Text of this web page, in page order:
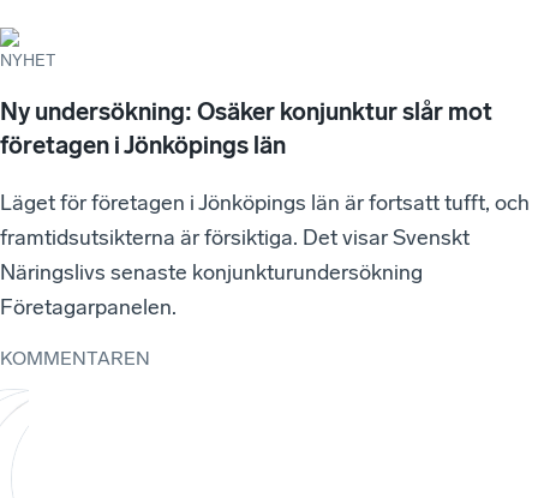
NYHET
Ny undersökning: Osäker konjunktur slår mot
företagen i Jönköpings län
Läget för företagen i Jönköpings län är fortsatt tufft, och
framtidsutsikterna är försiktiga. Det visar Svenskt
Näringslivs senaste konjunkturundersökning
Företagarpanelen.
KOMMENTAREN